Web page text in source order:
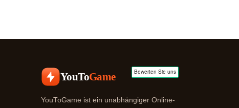
YouToGame
YouToGame ist ein unabhängiger Online-